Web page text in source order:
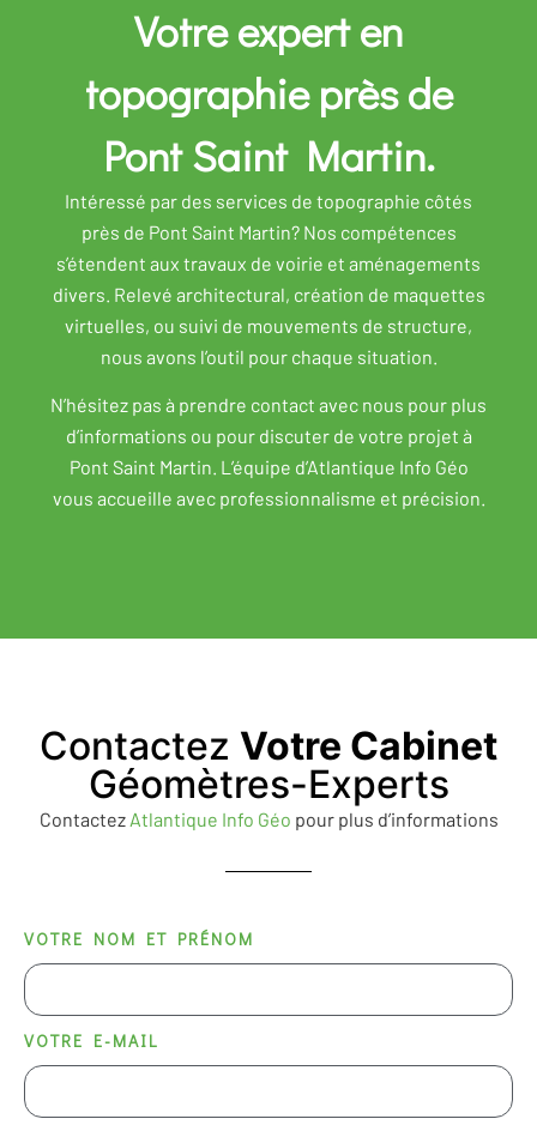
Votre expert en
topographie près de
Pont Saint Martin.
Intéressé par des services de topographie côtés
près de Pont Saint Martin? Nos compétences
s’étendent aux travaux de voirie et aménagements
divers. Relevé architectural, création de maquettes
virtuelles, ou suivi de mouvements de structure,
nous avons l’outil pour chaque situation.
N’hésitez pas à prendre contact avec nous pour plus
d’informations ou pour discuter de votre projet à
Pont Saint Martin. L’équipe d’Atlantique Info Géo
vous accueille avec professionnalisme et précision.
Contactez Votre Cabinet
Géomètres-Experts
Contactez Atlantique Info Géo pour plus d’informations
VOTRE NOM ET PRÉNOM
VOTRE E-MAIL